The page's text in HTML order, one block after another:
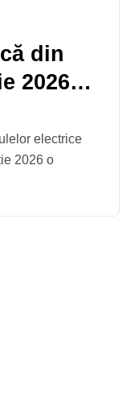
din
2026:
2026 o